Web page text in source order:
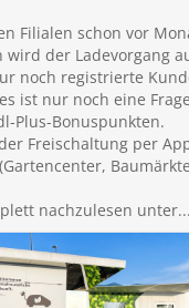
Filialen schon vor
wird der Ladevorgang
noch registrierte
ist nur noch eine
Plus-Bonuspunkten.
Freischaltung per
nachzulesen unter...